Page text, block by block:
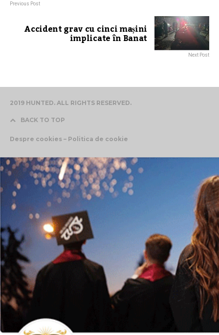
Previous Post
Accident grav cu cinci mașini
implicate în Banat
Next Post
2019 HUNTED. ALL RIGHTS RESERVED.
BACK TO TOP
Despre cookies – Politica de cookie